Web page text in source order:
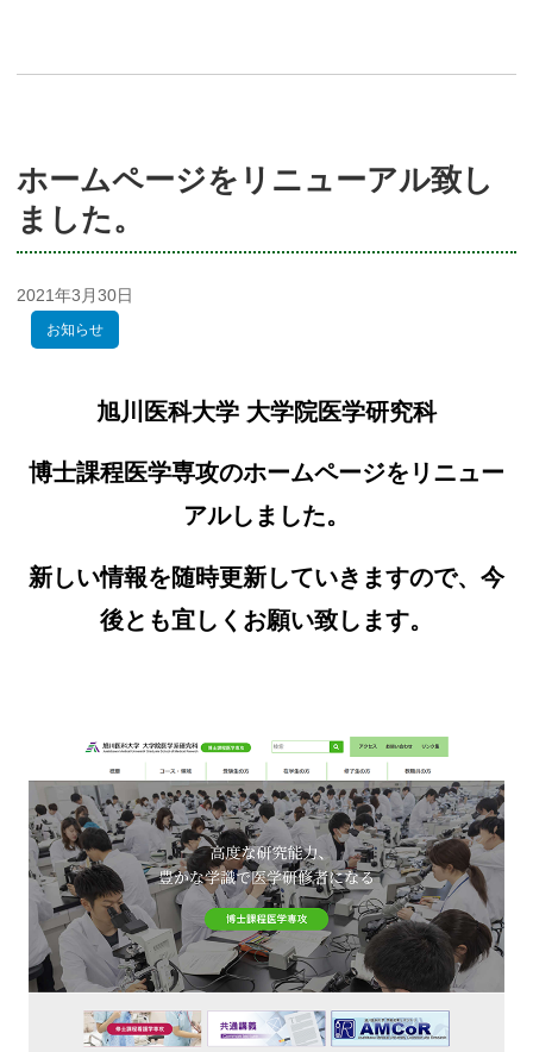
ホームページをリニューアル致し
ました。
2021年3月30日
お知らせ
旭川医科大学 大学院医学研究科
博士課程医学専攻のホームページをリニュー
アルしました。
新しい情報を随時更新していきますので、今
後とも宜しくお願い致します。